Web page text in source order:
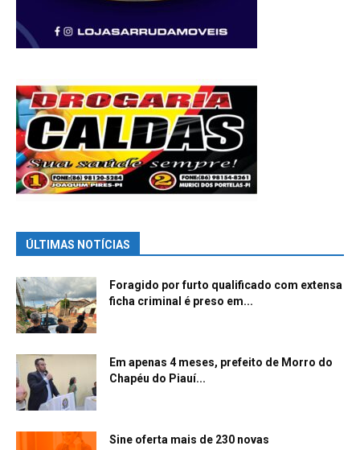
ÚLTIMAS NOTÍCIAS
Foragido por furto qualificado com extensa
ficha criminal é preso em...
Em apenas 4 meses, prefeito de Morro do
Chapéu do Piauí...
Sine oferta mais de 230 novas